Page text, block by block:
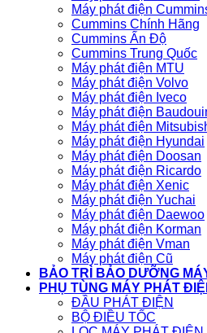
Máy phát điện
Cummins Chính Hãng
Cummins Ấn Độ
Cummins Trung Quốc
Máy phát điện MTU
Máy phát điện Volvo
Máy phát điện Iveco
Máy phát điện
Máy phát điện
Máy phát điện Hyundai
Máy phát điện Doosan
Máy phát điện Ricardo
Máy phát điện Xenic
Máy phát điện Yuchai
Máy phát điện Daewoo
Máy phát điện Korman
Máy phát điện Vman
Máy phát điện Cũ
BẢO TRÌ BẢO DƯỠNG
PHỤ TÙNG MÁY PHÁT
ĐẦU PHÁT ĐIỆN
BỘ ĐIỀU TỐC